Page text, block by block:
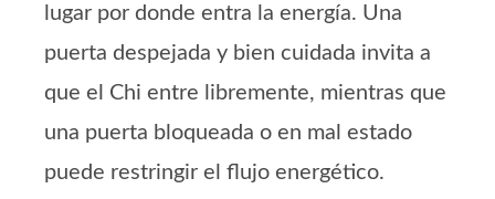
lugar por donde entra la energía. Una
puerta despejada y bien cuidada invita a
que el Chi entre libremente, mientras que
una puerta bloqueada o en mal estado
puede restringir el flujo energético.